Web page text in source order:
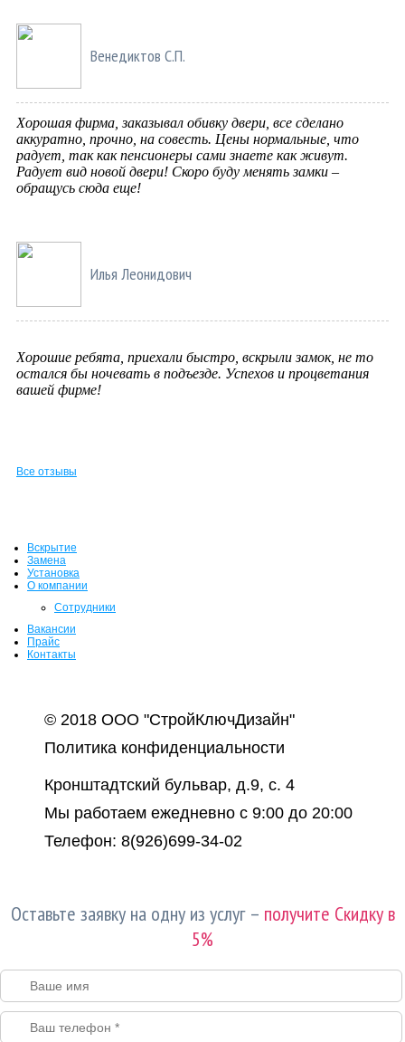
Венедиктов С.П.
Хорошая фирма, заказывал обивку двери, все сделано
аккуратно, прочно, на совесть. Цены нормальные, что
радует, так как пенсионеры сами знаете как живут.
Радует вид новой двери! Скоро буду менять замки –
обращусь сюда еще!
Илья Леонидович
Хорошие ребята, приехали быстро, вскрыли замок, не то
остался бы ночевать в подъезде. Успехов и процветания
вашей фирме!
Все отзывы
Вскрытие
Замена
Установка
О компании
Сотрудники
Вакансии
Прайс
Контакты
© 2018 ООО "СтройКлючДизайн"
Политика конфиденциальности
Кронштадтский бульвар, д.9, с. 4
Мы работаем ежедневно с 9:00 до 20:00
Телефон: 8(926)699-34-02
Оставьте заявку на одну из услуг – получите Скидку в
5%